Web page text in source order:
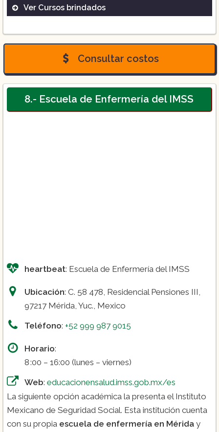
Ver Cursos brindados
Licenciatura de enfermería
Consultar costos
8.- Escuela de Enfermería del IMSS
heartbeat: Escuela de Enfermería del IMSS
Ubicación: C. 58 478, Residencial Pensiones III,
97217 Mérida, Yuc., Mexico
Teléfono: +52 999 987 9015
Horario:
8 :00 – 16:00 (lunes – viernes)
Web: educacionensalud.imss.gob.mx/es
La siguiente opción académica la presenta el Instituto
Mexicano de Seguridad Social. Esta institución cuenta
con su propia escuela de enfermería en Mérida y